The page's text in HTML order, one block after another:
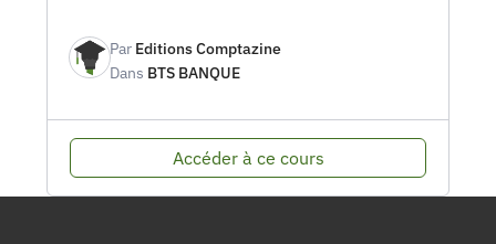
Par Editions Comptazine
Dans BTS BANQUE
Accéder à ce cours